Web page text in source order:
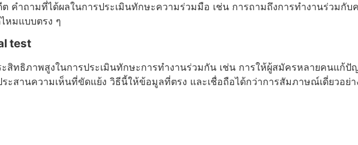
คำถามที่ได้ผลในการประเมินทักษะความร่วมมือ เช่น การถามถึงการทำงานร่วมกั
หมแบบตรง ๆ
test
ทธิภาพสูงในการประเมินทักษะการทำงานร่วมกัน เช่น การให้ผู้สมัครหลายคนแก้ปั
สานความเห็นที่ขัดแย้ง วิธีนี้ให้ข้อมูลที่ตรง และเชื่อถือได้กว่าการสัมภาษณ์เดี่ยวอย่า